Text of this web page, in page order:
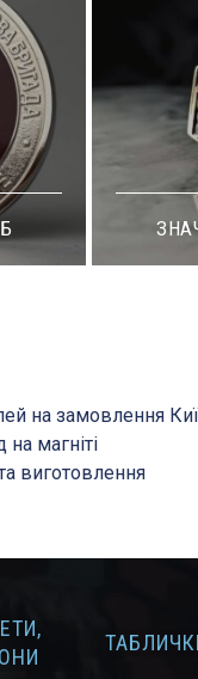
на замовлення
магніті
виготовлення